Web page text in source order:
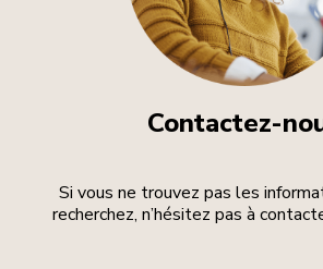
Contactez-
Si vous ne trouvez pas les
recherchez, n’hésitez pas à